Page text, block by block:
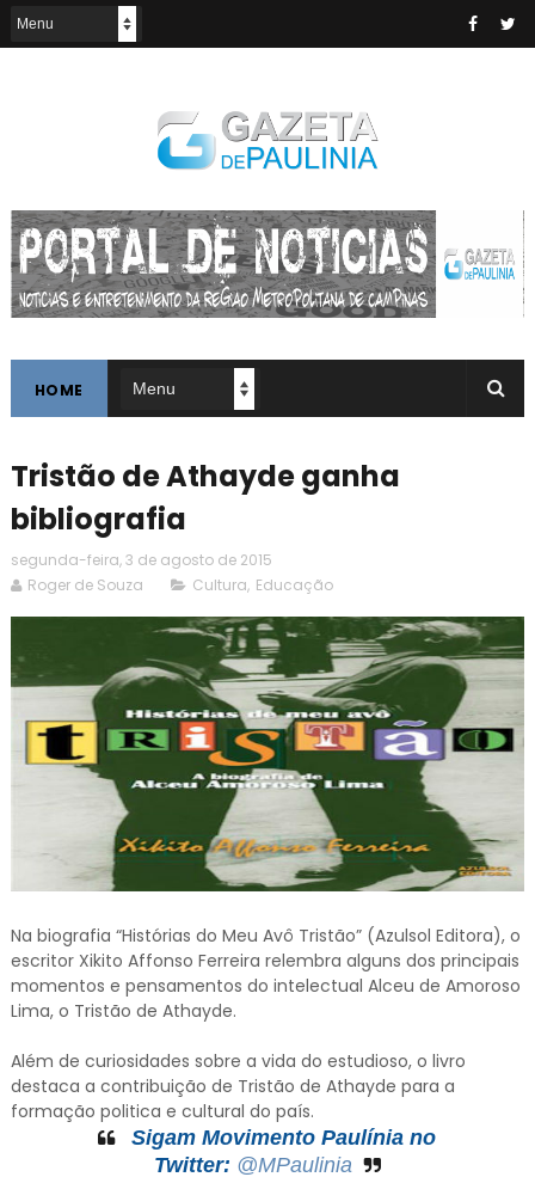
HOME
Tristão de Athayde ganha
bibliografia
segunda-feira, 3 de agosto de 2015
Roger de Souza
Cultura, Educação
Na biografia “Histórias do Meu Avô Tristão” (Azulsol Editora), o
escritor Xikito Affonso Ferreira relembra alguns dos principais
momentos e pensamentos do intelectual Alceu de Amoroso
Lima, o Tristão de Athayde.
Além de curiosidades sobre a vida do estudioso, o livro
destaca a contribuição de Tristão de Athayde para a
formação politica e cultural do país.
Sigam Movimento Paulínia no
Twitter: @MPaulinia